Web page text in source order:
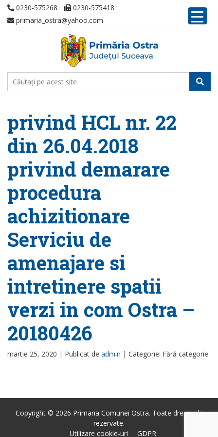
0230-575268
0230-575418
primaria_ostra@yahoo.com
privind HCL nr. 22
din 26.04.2018
privind demarare
procedura
achizitionare
Serviciu de
amenajare si
intretinere spatii
verzi in com Ostra –
20180426
martie 25, 2020 | Publicat de admin | Categorie: Fără categorie
Copyright © 2026 Primaria Comunei Ostra. Toate drepturile
rezervate.
Utilizare cookie-uri
GDPR